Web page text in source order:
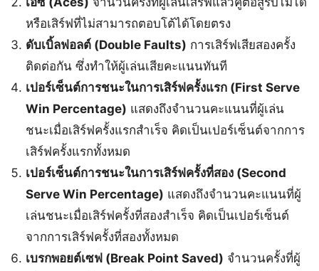
หรือเสิร์ฟที่ไม่สามารถตอบโต้ได้โดยตรง
ดับเบิ้ลฟอลต์ (Double Faults) การเสิร์ฟเสียสองครั้ง
ติดต่อกัน ซึ่งทำให้ผู้เล่นเสียคะแนนทันที
เปอร์เซ็นต์การชนะในการเสิร์ฟครั้งแรก (First Serve
Win Percentage) แสดงถึงจำนวนคะแนนที่ผู้เล่น
ชนะเมื่อเสิร์ฟครั้งแรกสำเร็จ คิดเป็นเปอร์เซ็นต์จากการ
เสิร์ฟครั้งแรกทั้งหมด
เปอร์เซ็นต์การชนะในการเสิร์ฟครั้งที่สอง (Second
Serve Win Percentage) แสดงถึงจำนวนคะแนนที่ผู้
เล่นชนะเมื่อเสิร์ฟครั้งที่สองสำเร็จ คิดเป็นเปอร์เซ็นต์
จากการเสิร์ฟครั้งที่สองทั้งหมด
เบรกพอยต์เซฟ (Break Point Saved) จำนวนครั้งที่ผู้